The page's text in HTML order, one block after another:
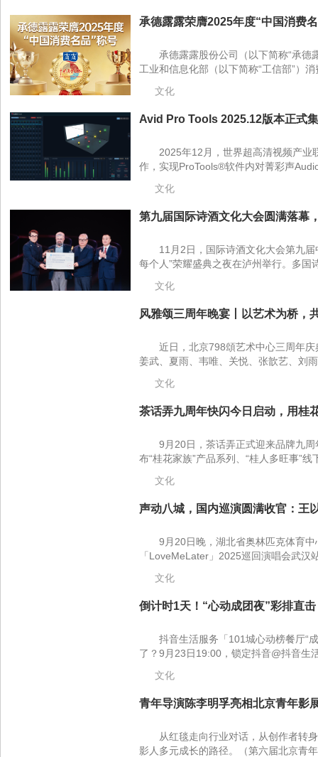
承德露露荣膺2025年度“中国消费
承德露露股份公司（以下简称“承德
工业和信息化部（以下简称“工信部”）
文化
Avid Pro Tools 2025.12版本正式
2025年12月，世界超高清视频产业
作，实现ProTools®软件内对菁彩声
文化
第九届国际诗酒文化大会圆满落幕
11月2日，国际诗酒文化大会第九
每个人”荣耀盛典之夜在泸州举行。多国
文化
风雅颂三周年晚宴丨以艺术为桥，
近日，北京798頌艺术中心三周年
姜武、夏雨、韦唯、关悦、张歆艺、刘
文化
茶话弄九周年快闪今日启动，用桂
9月20日，茶话弄正式迎来品牌九
布“桂花家族”产品系列、“桂人多旺事”线
文化
声动八城，国内巡演圆满收官：王
9月20日晚，湖北省奥林匹克体育
「LoveMeLater」2025巡回演唱会武汉
文化
倒计时1天！“心动成团夜”彩排直
抖音生活服务「101城心动榜餐厅“
了？9月23日19:00，锁定抖音@抖音生
文化
青年导演陈李明孚亮相北京青年影
从红毯走向行业对话，从创作者转
影人多元成长的路径。（第六届北京青